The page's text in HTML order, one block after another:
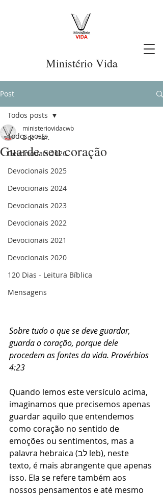
Ministério Vida
Post
Todos posts
Devocionais 2026
Devocionais 2025
Devocionais 2024
Devocionais 2023
Devocionais 2022
Devocionais 2021
Devocionais 2020
120 Dias - Leitura Bíblica
Mensagens
Todos posts
Guarde seu coração
ministeriovidacwb
2 de mar.
Sobre tudo o que se deve guardar,
guarda o coração, porque dele
procedem as fontes da vida. Provérbios
4:23
Quando lemos este versículo acima,
imaginamos que precisemos apenas
guardar aquilo que entendemos
como coração no sentido de
emoções ou sentimentos, mas a
palavra hebraica (לב leb), neste
texto, é mais abrangente que apenas
isso. Ela se refere também aos
nossos pensamentos e até mesmo